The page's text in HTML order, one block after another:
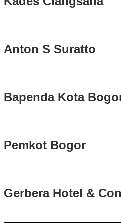
Anton S Suratto
Bapenda Kota
Pemkot Bogor
Gerbera Hotel &